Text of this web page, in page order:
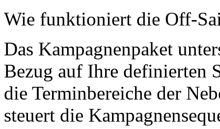
Wie funktioniert die Off-
Das Kampagnenpaket
Bezug auf Ihre definierten
die Terminbereiche der
steuert die